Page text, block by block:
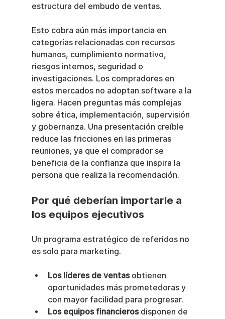
estructura del embudo de ventas.
Esto cobra aún más importancia en
categorías relacionadas con recursos
humanos, cumplimiento normativo,
riesgos internos, seguridad o
investigaciones. Los compradores en
estos mercados no adoptan software a la
ligera. Hacen preguntas más complejas
sobre ética, implementación, supervisión
y gobernanza. Una presentación creíble
reduce las fricciones en las primeras
reuniones, ya que el comprador se
beneficia de la confianza que inspira la
persona que realiza la recomendación.
Por qué deberían importarle a
los equipos ejecutivos
Un programa estratégico de referidos no
es solo para marketing.
Los líderes de ventas obtienen
oportunidades más prometedoras y
con mayor facilidad para progresar.
Los equipos financieros disponen de